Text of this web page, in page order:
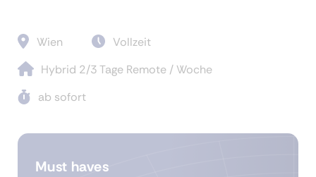
Wien
Vollzeit
Hybrid 2/3 Tage Remote / Woche
ab sofort
Must haves